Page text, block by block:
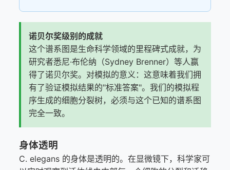
诺贝尔奖级别的成就
这个谱系图是生命科学领域的里程碑式成就，为
研究者悉尼·布伦纳（Sydney Brenner）等人赢
得了诺贝尔奖。对模拟的意义：这意味着我们拥
有了验证模拟结果的"标准答案"。我们的模拟程
序生成的细胞分裂树，必须与这个已知的谱系图
完全一致。
身体透明
C. elegans 的身体是透明的。在显微镜下，科学家可